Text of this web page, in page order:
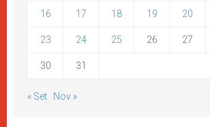
16 17 18 19 20
23 24 25 26 27
30 31
« Set Nov »